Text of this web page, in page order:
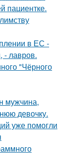
пациентке.
в ЕС -
- лавров.
"Чёрного
мужчина,
девочку.
уже помогли